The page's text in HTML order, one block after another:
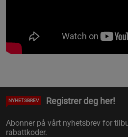
NYHETSBREV Registrer deg her!
Abonner på vårt nyhetsbrev for
rabattkoder.